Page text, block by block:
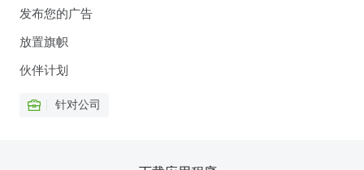
发布您的广告
放置旗帜
伙伴计划
针对公司